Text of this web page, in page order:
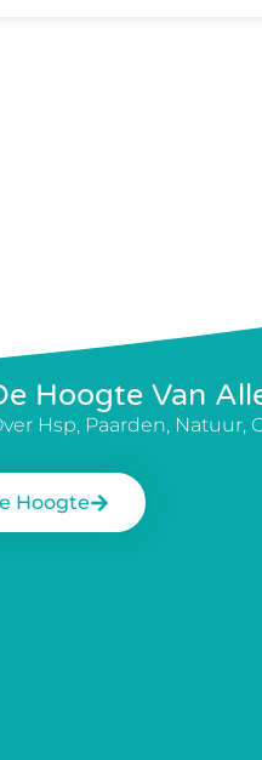
Hoogte Van
Hsp, Paarden, Natuur,
Hoogte